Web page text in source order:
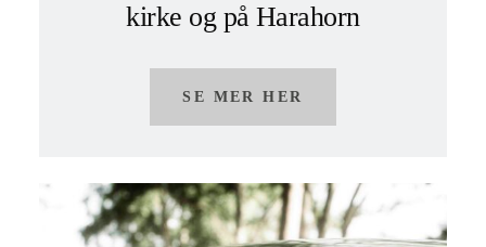
kirke og på Harahorn
SE MER HER